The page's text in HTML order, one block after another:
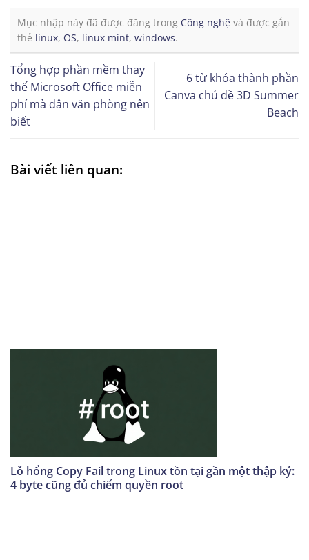
Mục nhập này đã được đăng trong Công nghệ và được gắn
thẻ linux, OS, linux mint, windows.
Tổng hợp phần mềm thay
thế Microsoft Office miễn
phí mà dân văn phòng nên
biết
6 từ khóa thành phần
Canva chủ đề 3D Summer
Beach
Bài viết liên quan:
Lỗ hổng Copy Fail trong Linux tồn tại gần một thập kỷ:
4 byte cũng đủ chiếm quyền root